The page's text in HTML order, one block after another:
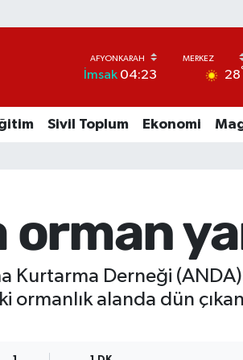
İmsak04:23 28
Sivil Toplum Ekonomi
orman
Kurtarma Derneği
ormanlık alanda dün